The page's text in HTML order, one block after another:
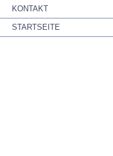
KONTAKT
STARTSEITE